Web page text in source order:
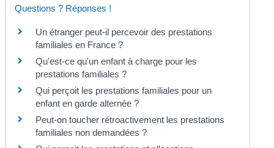
Questions ? Réponses !
Un étranger peut-il percevoir des prestations
familiales en France ?
Qu'est-ce qu'un enfant à charge pour les
prestations familiales ?
Qui perçoit les prestations familiales pour un
enfant en garde alternée ?
Peut-on toucher rétroactivement les prestations
familiales non demandées ?